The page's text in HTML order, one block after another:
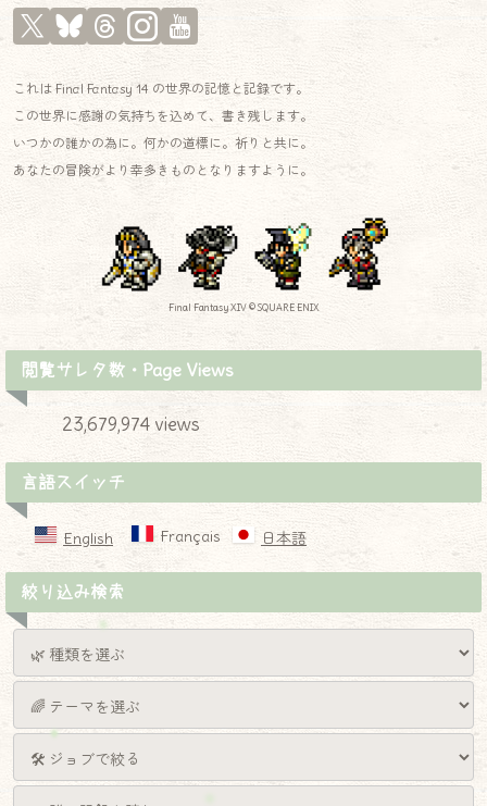
これは Final Fantasy 14 の世界の記憶と記録です。
この世界に感謝の気持ちを込めて、書き残します。
いつかの誰かの為に。何かの道標に。祈りと共に。
あなたの冒険がより幸多きものとなりますように。
Final Fantasy XIV © SQUARE ENIX
閲覧サレタ数・Page Views
23,679,974 views
言語スイッチ
English Français 日本語
絞り込み検索